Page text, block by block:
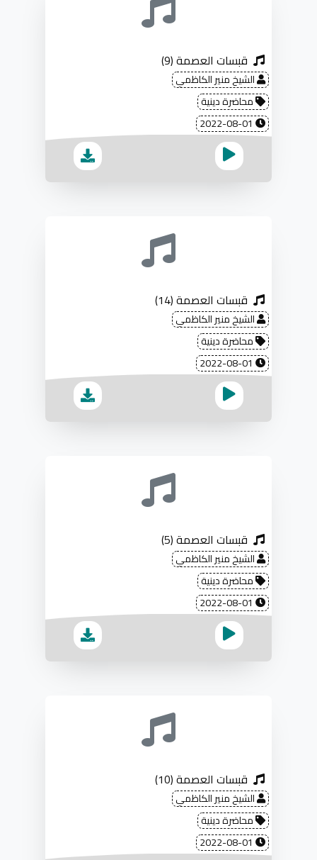
قبسات العصمة (9)
الشيخ منير الكاظمي
محاضرة دينية
قبسات العصمة (14)
الشيخ منير الكاظمي
محاضرة دينية
قبسات العصمة (5)
الشيخ منير الكاظمي
محاضرة دينية
قبسات العصمة (10)
الشيخ منير الكاظمي
محاضرة دينية